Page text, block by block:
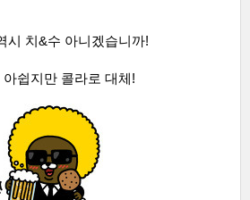
시 치&수 아니겠습니까!
아쉽지만 콜라로 대체!